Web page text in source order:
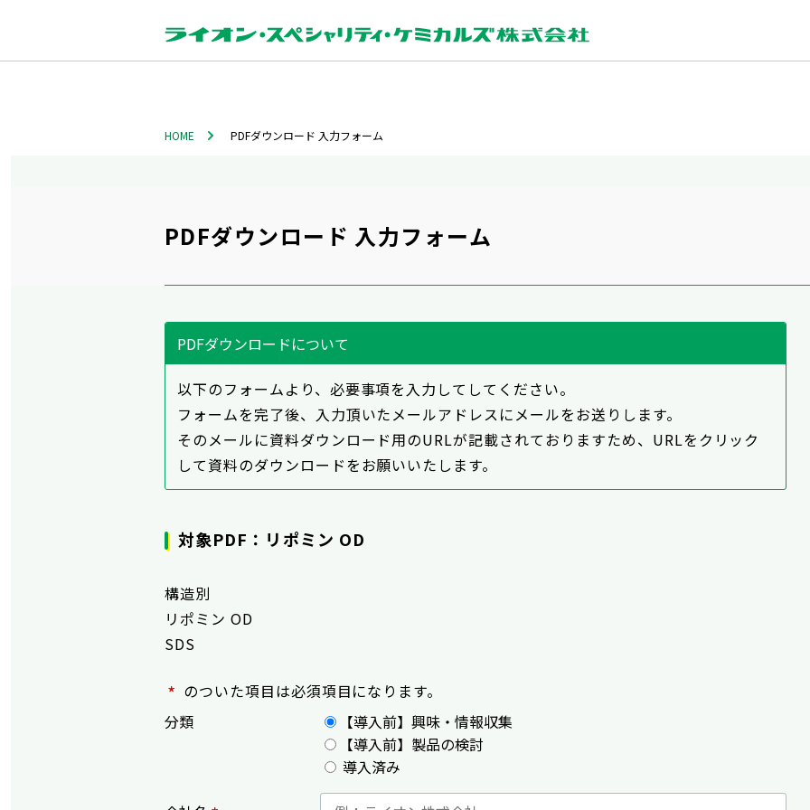
HOME PDFダウンロード 入力フォーム
PDFダウンロード 入力フォーム
PDFダウンロードについて
以下のフォームより、必要事項を入力してしてください。
フォームを完了後、入力頂いたメールアドレスにメールをお送りします。
そのメールに資料ダウンロード用のURLが記載されておりますため、URLをクリック
して資料のダウンロードをお願いいたします。
対象PDF：リポミン OD
構造別
リポミン OD
SDS
* のついた項目は必須項目になります。
分類
【導入前】興味・情報収集
【導入前】製品の検討
導入済み